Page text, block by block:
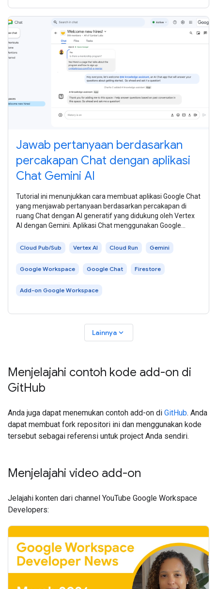
Jawab pertanyaan berdasarkan
percakapan Chat dengan aplikasi
Chat Gemini AI
Tutorial ini menunjukkan cara membuat aplikasi Google Chat
yang menjawab pertanyaan berdasarkan percakapan di
ruang Chat dengan AI generatif yang didukung oleh Vertex
AI dengan Gemini. Aplikasi Chat menggunakan Google
Cloud Pub/Sub Vertex AI Cloud Run Gemini
Google Workspace Google Chat Firestore
Add-on Google Workspace
Lainnyaexpand_more
Menjelajahi contoh kode add-on di
GitHub
Anda juga dapat menemukan contoh add-on di GitHub. Anda
dapat membuat fork repositori ini dan menggunakan kode
tersebut sebagai referensi untuk project Anda sendiri.
Menjelajahi video add-on
Jelajahi konten dari channel YouTube Google Workspace
Developers: